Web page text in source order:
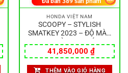
HONDA VIỆT NAM
SCOOPY – STYLISH
SMATKEY 2023 – ĐỘ MÀU
41,850,000 ₫
THÊM VÀO GIỎ HÀNG